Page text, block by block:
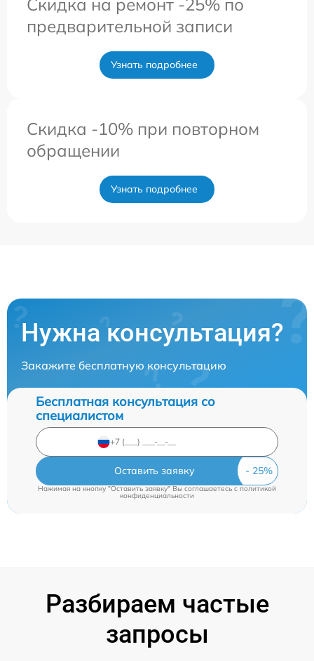
предварительной записи
Узнать подробнее
Скидка -10% при повторном
обращении
Узнать подробнее
Нужна консультация?
Закажите бесплатную консультацию
Бесплатная консультация со
специалистом
Оставить заявку
Нажимая на кнопку "Оставить заявку" Вы соглашаетесь cполитикой
конфиденциальности
Разбираем частые
запросы